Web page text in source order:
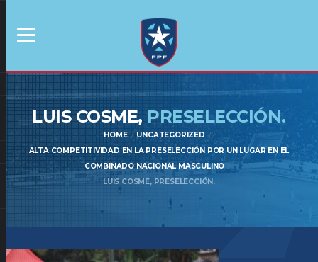
LUIS COSME, PRESELECCIÓN.
HOME
UNCATEGORIZED
ALTA COMPETITIVIDAD EN LA PRESELECCIÓN POR UN LUGAR EN EL
COMBINADO NACIONAL MASCULINO
LUIS COSME, PRESELECCIÓN.